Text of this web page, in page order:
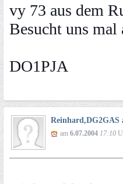
vy 73 aus dem
Besucht uns mal
DO1PJA
Reinhard,DG2GAS
am 6.07.2004 17:10